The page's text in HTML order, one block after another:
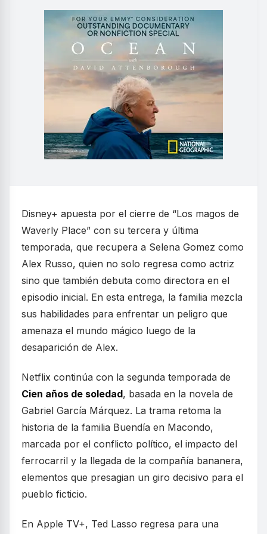
Disney+ apuesta por el cierre de “Los magos de
Waverly Place” con su tercera y última
temporada, que recupera a Selena Gomez como
Alex Russo, quien no solo regresa como actriz
sino que también debuta como directora en el
episodio inicial. En esta entrega, la familia mezcla
sus habilidades para enfrentar un peligro que
amenaza el mundo mágico luego de la
desaparición de Alex.
Netflix continúa con la segunda temporada de
Cien años de soledad, basada en la novela de
Gabriel García Márquez. La trama retoma la
historia de la familia Buendía en Macondo,
marcada por el conflicto político, el impacto del
ferrocarril y la llegada de la compañía bananera,
elementos que presagian un giro decisivo para el
pueblo ficticio.
En Apple TV+, Ted Lasso regresa para una